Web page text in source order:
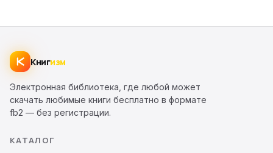
Книгизм
Электронная библиотека, где любой может
скачать любимые книги бесплатно в формате
fb2 — без регистрации.
КАТАЛОГ